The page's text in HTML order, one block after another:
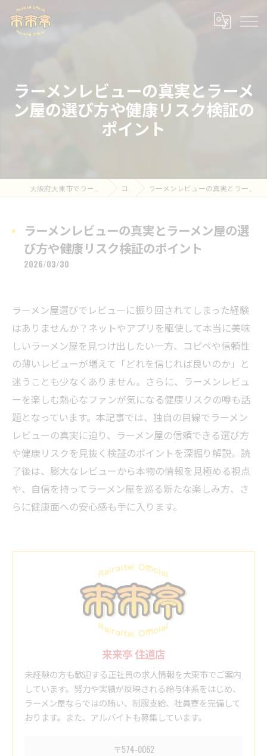
ラーメンレビューの真実とラーメ
ン屋の選び方や健康リスク検証の
ポイント
コラム ラーメンレビューの真実とラーメン屋の選び方や健康リスク検証のポイント
ラーメンレビューの真実とラーメン屋の選
び方や健康リスク検証のポイント
2026/03/30
ラーメン屋選びでレビューに振り回されてしまった経験
はありませんか？ネットやアプリを駆使して本当に美味
しいラーメン屋を見つけ出したい一方、コピペや信頼性
の薄いレビューが増えて「どれを信じれば良いのか」と
迷うことも少なくありません。さらに、ラーメンレビュ
ーを楽しむ熱心なファンが気になる健康リスクの噂も話
題となっています。本記事では、独自の目線でラーメン
レビューの真実に迫り、ラーメン屋の信頼できる選び方
や健康リスクを見抜く検証のポイントを深掘り解説。読
了後は、膨大なレビューから本物の情報を見極める視点
や、自信を持ってラーメン屋を巡る新たな楽しみ方、さ
らに健康面への安心感も手に入ります。
来来亭 住道店
未経験の方も歓迎する正社員の求人情報を大東市でご案内
しています。努力や実績が反映される給与体系をはじめ、
ラーメン屋ならではの賄い、制服支給、社員寮を完備して
おります。また、アルバイトも募集しています。
〒574-0062